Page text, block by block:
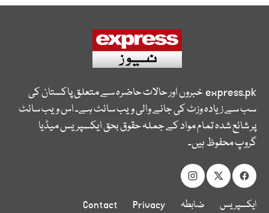
express.pkخبروں اور حالات حاضرہ سے متعلق پاکستان کی
سب سے زیادہ وزٹ کی جانے والی ویب سائٹ ہے۔ اس ویب سائٹ
پر شائع شدہ تمام مواد کے جملہ حقوق بحق ایکسپریس میڈیا
گروپ محفوظ ہیں۔
ایکسپریس ضابطہ Privacy
Contact